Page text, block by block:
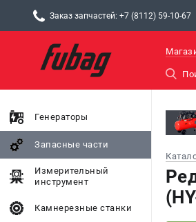
Заказ запчастей: +7 (8112) 59-10-67
Генераторы
Запасные части
Измерительный
инструмент
Камнерезные станки